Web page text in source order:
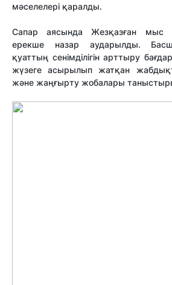
мәселелері қаралды.
Сапар аясында Жезқазған мыс
ерекше назар аударылды.
қуаттың сенімділігін арттыру
жүзеге асырылып жатқан
және жаңғырту жобалары